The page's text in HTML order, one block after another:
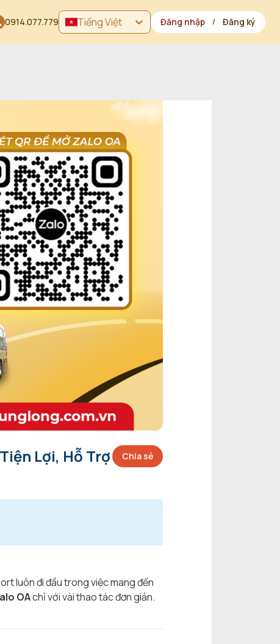
0914.077.779 Tiếng Việt Đăng nhập / Đăng ký
Lợi, Hỗ Trợ
Chia sẻ
luôn đi đầu trong việc mang đến
OAchỉ với vài thao tác đơn giản.